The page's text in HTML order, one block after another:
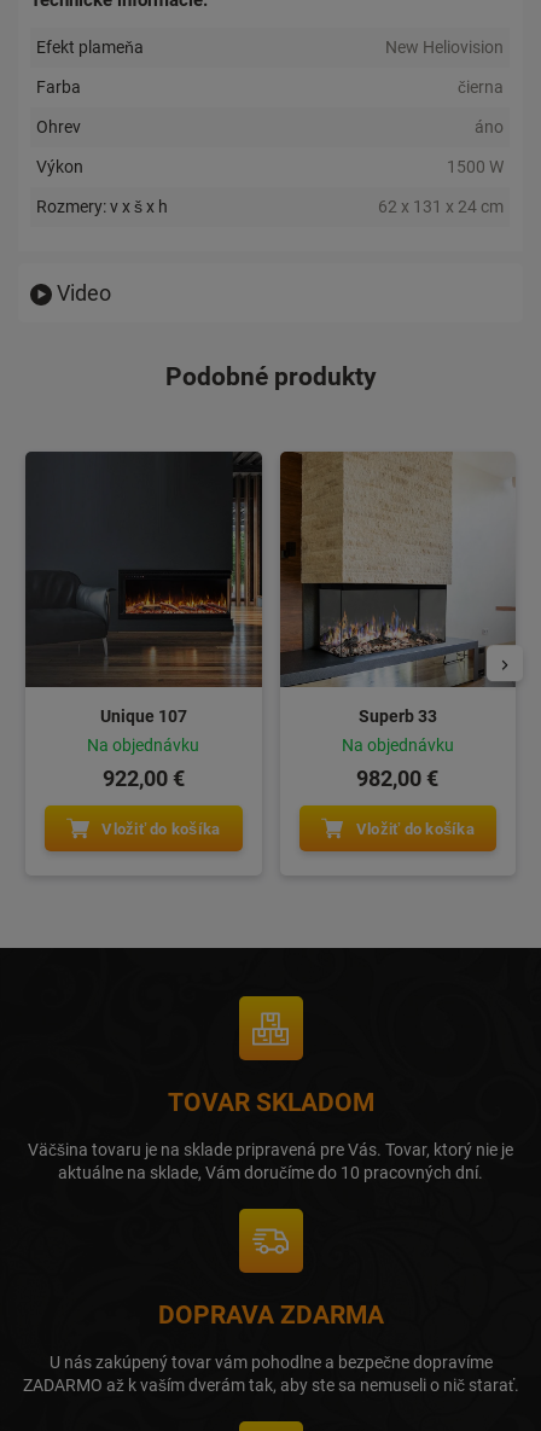
Efekt plameňa New Heliovision
Farba čierna
Ohrev áno
Výkon 1500 W
Rozmery: v x š x h 62 x 131 x 24 cm
Video
Podobné produkty
Unique 107
Na objednávku
922,00 €
Vložiť do košíka
Superb 33
Na objednávku
982,00 €
Vložiť do košíka
TOVAR SKLADOM
Väčšina tovaru je na sklade pripravená pre Vás. Tovar, ktorý nie je
aktuálne na sklade, Vám doručíme do 10 pracovných dní.
DOPRAVA ZDARMA
U nás zakúpený tovar vám pohodlne a bezpečne dopravíme
ZADARMO až k vaším dverám tak, aby ste sa nemuseli o nič starať.